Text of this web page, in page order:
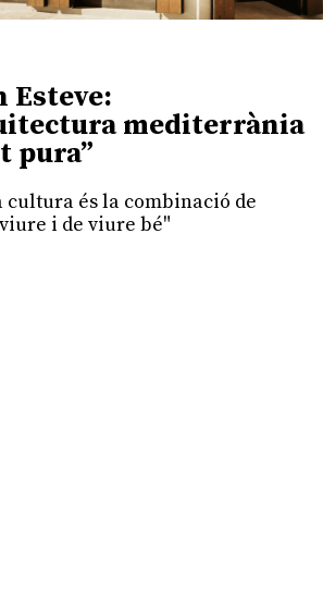
Esteve:
mediterrània
pura”
cultura és la combinació de
i de viure bé"